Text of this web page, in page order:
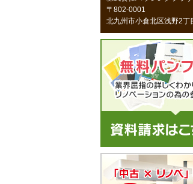
〒802-0001
北九州市小倉北区浅野2丁